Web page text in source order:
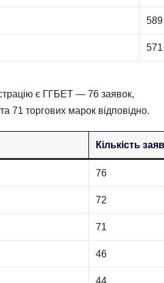
589
571
є ГГБЕТ — 76 заявок,
торгових марок відповідно.
Кількість
76
72
71
46
44